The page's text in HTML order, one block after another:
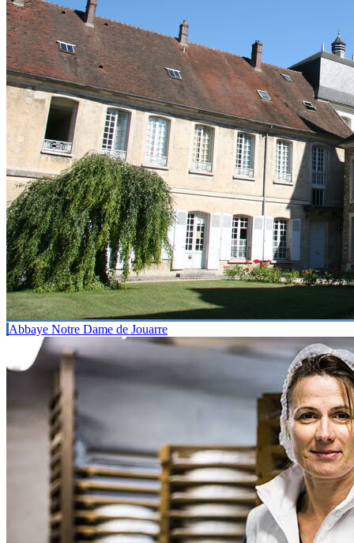
Abbaye Notre Dame de Jouarre